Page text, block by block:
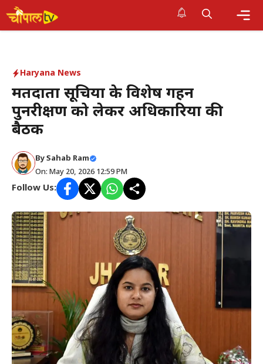
Skip
to
Haryana News
मतदाता सूचियों के विशेष गहन
पुनरीक्षण को लेकर अधिकारियों की
बैठक
By Sahab Ram
On: May 20, 2026 12:59 PM
Follow Us: